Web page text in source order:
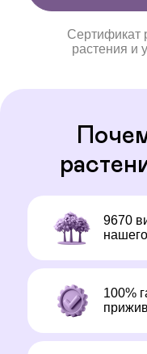
Сертификат
растения и
9670
100%